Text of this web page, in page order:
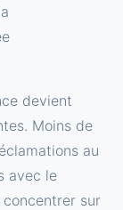
devient
Moins de
au
avec le
sur